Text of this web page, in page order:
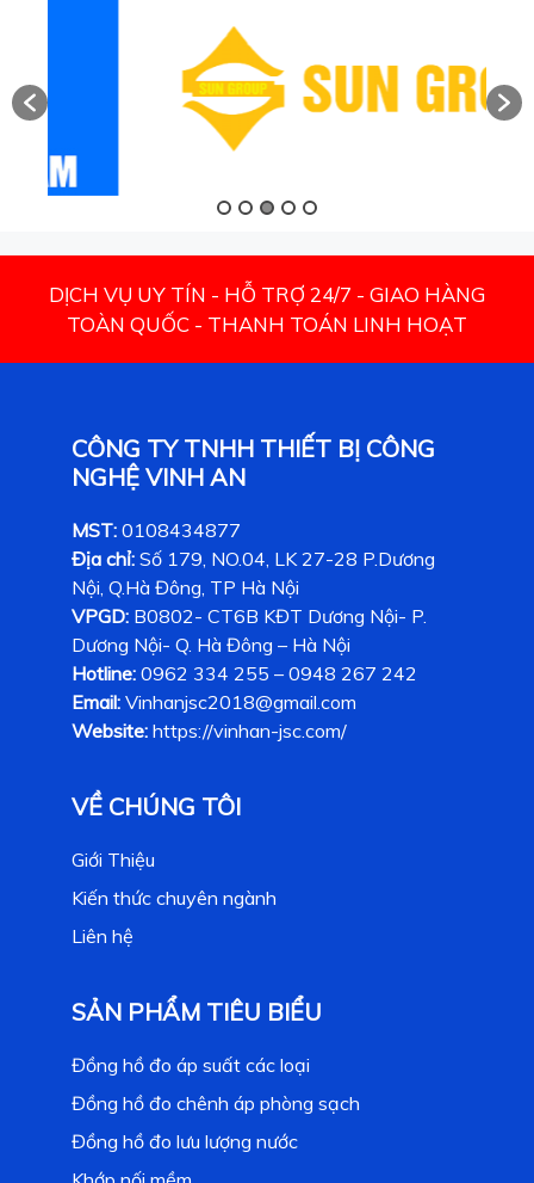
DỊCH VỤ UY TÍN - HỖ TRỢ 24/7 - GIAO HÀNG
TOÀN QUỐC - THANH TOÁN LINH HOẠT
CÔNG TY TNHH THIẾT BỊ CÔNG
NGHỆ VINH AN
MST: 0108434877
Địa chỉ: Số 179, NO.04, LK 27-28 P.Dương
Nội, Q.Hà Đông, TP Hà Nội
VPGD: B0802- CT6B KĐT Dương Nội- P.
Dương Nội- Q. Hà Đông – Hà Nội
Hotline: 0962 334 255 – 0948 267 242
Email: Vinhanjsc2018@gmail.com
Website: https://vinhan-jsc.com/
VỀ CHÚNG TÔI
Giới Thiệu
Kiến thức chuyên ngành
Liên hệ
SẢN PHẨM TIÊU BIỂU
Đồng hồ đo áp suất các loại
Đồng hồ đo chênh áp phòng sạch
Đồng hồ đo lưu lượng nước